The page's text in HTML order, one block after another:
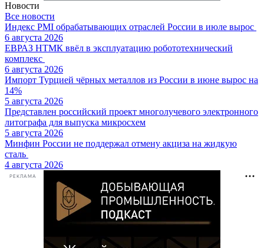
Новости
Все новости
Индекс PMI обрабатывающих отраслей России в июле вырос
6 августа 2026
ЕВРАЗ НТМК ввёл в эксплуатацию робототехнический
комплекс
6 августа 2026
Импорт Турцией чёрных металлов из России в июне вырос на
14%
5 августа 2026
Представлен российский проект многолучевого электронного
литографа для выпуска микросхем
5 августа 2026
Минфин России не поддержал отмену акциза на жидкую
сталь
4 августа 2026
РЕКЛАМА